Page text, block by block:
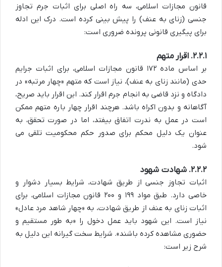
قانون مجازات اسلامی، سه راه اصلی برای اثبات جرم تجاوز
جنسی (زنای به عنف) را پیش بینی کرده است. درک این ادله
برای پیگیری قانونی پرونده ضروری است:
۲.۲.۱. اقرار متهم
بر اساس ماده ۱۷۲ قانون مجازات اسلامی، برای اثبات جرایم
حدی (مانند زنای به عنف)، نیاز است که متهم «چهار مرتبه» در
دادگاه و نزد قاضی به انجام جرم اقرار کند. این اقرار باید صریح،
آگاهانه و بدون اکراه باشد. هرچند اقرار چهار باره متهم ممکن
است در عمل به ندرت اتفاق بیفتد، اما در صورت تحقق، به
عنوان یک دلیل محکم برای صدور حکم محکومیت تلقی می
شود.
۲.۲.۲. شهادت شهود
اثبات تجاوز جنسی از طریق شهادت، شرایط بسیار دشوار و
خاصی دارد. طبق مواد ۱۹۹ و ۲۰۰ قانون مجازات اسلامی، برای
اثبات زنای به عنف از طریق شهادت، به «چهار شاهد مرد عادل»
نیاز است. این شهود باید عمل دخول را «به طور مستقیم و
حضوری مشاهده کرده باشند». شرایط سخت گیرانه این دلیل به
شرح زیر است: